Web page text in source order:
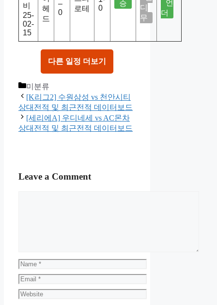
비
25-
02-
15
헤
드
–
0
로테
0
승
디
무
언
더
다른 일정 더보기
Categories
미분류
[K리그2] 수원삼성 vs 천안시티
상대전적 및 최근전적 데이터보드
[세리에A] 우디네세 vs AC몬차
상대전적 및 최근전적 데이터보드
Leave a Comment
Name
Email
Website